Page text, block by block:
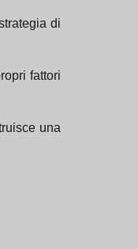
di
fattori
una